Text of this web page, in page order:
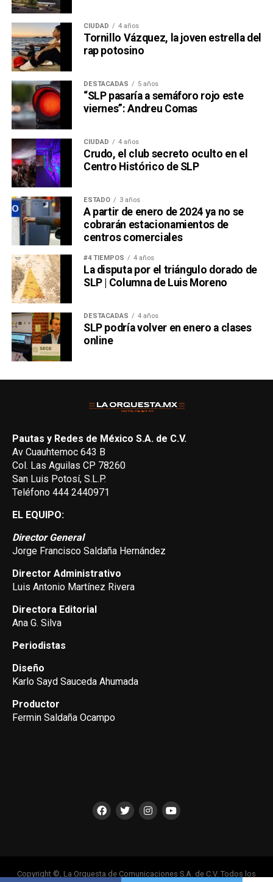
CIUDAD 4 años
Tornillo Vázquez, la joven estrella del
rap potosino
DESTACADAS 5 años
“SLP pasaría a semáforo rojo este
viernes”: Andreu Comas
CIUDAD 4 años
Crudo, el club secreto oculto en el
Centro Histórico de SLP
ESTADO 3 años
A partir de enero de 2024 ya no se
cobrarán estacionamientos de
centros comerciales
#4 TIEMPOS 4 años
La disputa por el triángulo dorado de
SLP | Columna de Luis Moreno
DESTACADAS 4 años
SLP podría volver en enero a clases
online
Pautas y Redes de México S.A. de C.V.
Av Cuauhtemoc 643 B
Col. Las Aguilas CP 78260
San Luis Potosí, S.L.P.
Teléfono 444 2440971
EL EQUIPO:
Director General
Jorge Francisco Saldaña Hernández
Director Administrativo
Luis Antonio Martínez Rivera
Directora Editorial
Ana G. Silva
Periodistas
Diseño
Karlo Sayd Sauceda Ahumada
Productor
Fermin Saldaña Ocampo
Copyright ©, La Orquesta de Comunicaciones S.A. de C.V. Todos los